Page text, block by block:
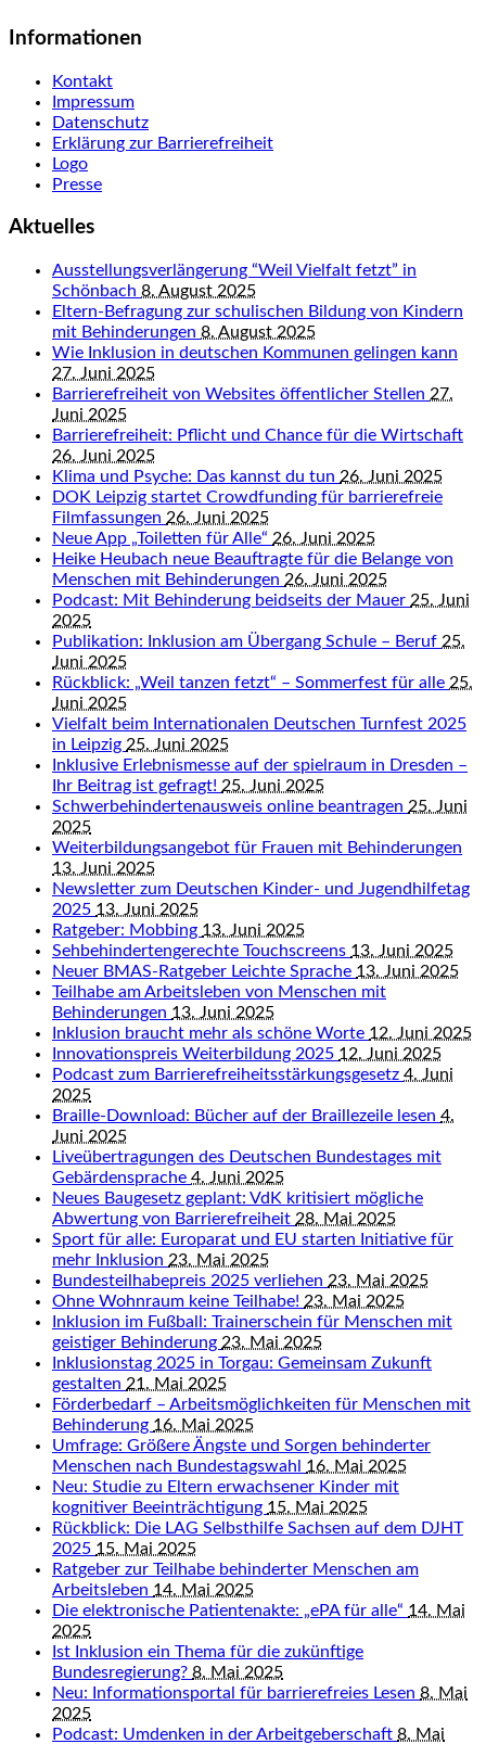
Informationen
Kontakt
Impressum
Datenschutz
Erklärung zur Barrierefreiheit
Logo
Presse
Aktuelles
Ausstellungsverlängerung “Weil Vielfalt fetzt” in
Schönbach 8. August 2025
Eltern-Befragung zur schulischen Bildung von Kindern
mit Behinderungen 8. August 2025
Wie Inklusion in deutschen Kommunen gelingen kann
27. Juni 2025
Barrierefreiheit von Websites öffentlicher Stellen 27.
Juni 2025
Barrierefreiheit: Pflicht und Chance für die Wirtschaft
26. Juni 2025
Klima und Psyche: Das kannst du tun 26. Juni 2025
DOK Leipzig startet Crowdfunding für barrierefreie
Filmfassungen 26. Juni 2025
Neue App „Toiletten für Alle“ 26. Juni 2025
Heike Heubach neue Beauftragte für die Belange von
Menschen mit Behinderungen 26. Juni 2025
Podcast: Mit Behinderung beidseits der Mauer 25. Juni
2025
Publikation: Inklusion am Übergang Schule – Beruf 25.
Juni 2025
Rückblick: „Weil tanzen fetzt“ – Sommerfest für alle 25.
Juni 2025
Vielfalt beim Internationalen Deutschen Turnfest 2025
in Leipzig 25. Juni 2025
Inklusive Erlebnismesse auf der spielraum in Dresden –
Ihr Beitrag ist gefragt! 25. Juni 2025
Schwerbehindertenausweis online beantragen 25. Juni
2025
Weiterbildungsangebot für Frauen mit Behinderungen
13. Juni 2025
Newsletter zum Deutschen Kinder- und Jugendhilfetag
2025 13. Juni 2025
Ratgeber: Mobbing 13. Juni 2025
Sehbehindertengerechte Touchscreens 13. Juni 2025
Neuer BMAS-Ratgeber Leichte Sprache 13. Juni 2025
Teilhabe am Arbeitsleben von Menschen mit
Behinderungen 13. Juni 2025
Inklusion braucht mehr als schöne Worte 12. Juni 2025
Innovationspreis Weiterbildung 2025 12. Juni 2025
Podcast zum Barrierefreiheitsstärkungsgesetz 4. Juni
2025
Braille-Download: Bücher auf der Braillezeile lesen 4.
Juni 2025
Liveübertragungen des Deutschen Bundestages mit
Gebärdensprache 4. Juni 2025
Neues Baugesetz geplant: VdK kritisiert mögliche
Abwertung von Barrierefreiheit 28. Mai 2025
Sport für alle: Europarat und EU starten Initiative für
mehr Inklusion 23. Mai 2025
Bundesteilhabepreis 2025 verliehen 23. Mai 2025
Ohne Wohnraum keine Teilhabe! 23. Mai 2025
Inklusion im Fußball: Trainerschein für Menschen mit
geistiger Behinderung 23. Mai 2025
Inklusionstag 2025 in Torgau: Gemeinsam Zukunft
gestalten 21. Mai 2025
Förderbedarf – Arbeitsmöglichkeiten für Menschen mit
Behinderung 16. Mai 2025
Umfrage: Größere Ängste und Sorgen behinderter
Menschen nach Bundestagswahl 16. Mai 2025
Neu: Studie zu Eltern erwachsener Kinder mit
kognitiver Beeinträchtigung 15. Mai 2025
Rückblick: Die LAG Selbsthilfe Sachsen auf dem DJHT
2025 15. Mai 2025
Ratgeber zur Teilhabe behinderter Menschen am
Arbeitsleben 14. Mai 2025
Die elektronische Patientenakte: „ePA für alle“ 14. Mai
2025
Ist Inklusion ein Thema für die zukünftige
Bundesregierung? 8. Mai 2025
Neu: Informationsportal für barrierefreies Lesen 8. Mai
2025
Podcast: Umdenken in der Arbeitgeberschaft 8. Mai